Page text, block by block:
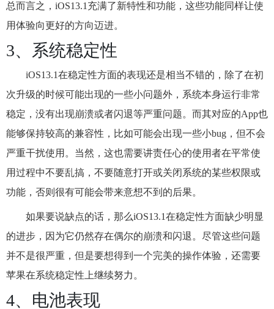
总而言之，iOS13.1充满了新特性和功能，这些功能同样让使
用体验向更好的方向迈进。
3、系统稳定性
iOS13.1在稳定性方面的表现还是相当不错的，除了在初
次升级的时候可能出现的一些小问题外，系统本身运行非常
稳定，没有出现崩溃或者闪退等严重问题。而其对应的App也
能够保持较高的兼容性，比如可能会出现一些小bug，但不会
严重干扰使用。当然，这也需要讲责任心的使用者在平常使
用过程中不要乱搞，不要随意打开或关闭系统的某些权限或
功能，否则很有可能会带来意想不到的后果。
如果要说缺点的话，那么iOS13.1在稳定性方面缺少明显
的进步，因为它仍然存在偶尔的崩溃和闪退。尽管这些问题
并不是很严重，但是要想得到一个完美的操作体验，还需要
苹果在系统稳定性上继续努力。
4、电池表现